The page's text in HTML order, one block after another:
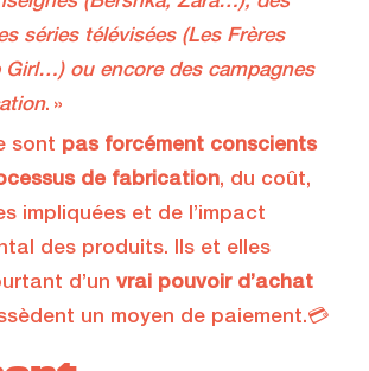
séries télévisées (Les Frères
Girl…) ou encore des campagnes
. »
sont pas forcément conscients
de fabrication, du coût,
impliquées et de l’impact
des produits. Ils et elles
d’un vrai pouvoir d’achat
un moyen de paiement.💳